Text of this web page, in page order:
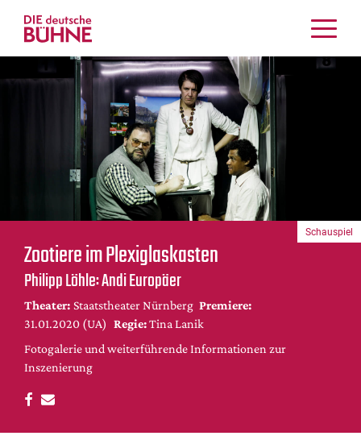
Kritiken
Schauspiel
Musiktheater
Crossover
Bühnenwelt
Festivals & Veranstaltungen
Menschen & Theater
Themen
Internationales
Nachrufe
Medientipps
DdB-map
Kalender
Premierensuche
Zootiere im Plexiglaskasten
Philipp Löhle: Andi Europäer
Theater: Staatstheater Nürnberg Premiere:
31.01.2020 (UA) Regie: Tina Lanik
Fotogalerie und weiterführende Informationen zur
Inszenierung
Schauspiel